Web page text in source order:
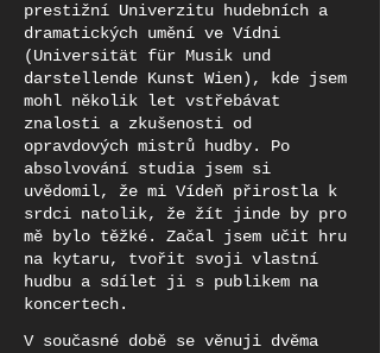
prestižní Univerzitu hudebních a
dramatických umění ve Vídni
(Universität für Musik und
darstellende Kunst Wien), kde jsem
mohl několik let vstřebávat
znalosti a zkušenosti od
opravdových mistrů hudby. Po
absolvování studia jsem si
uvědomil, že mi Vídeň přirostla k
srdci natolik, že žít jinde by pro
mě bylo těžké. Začal jsem učit hru
na kytaru, tvořit svoji vlastní
hudbu a sdílet ji s publikem na
koncertech.
V současné době se věnuji dvěma